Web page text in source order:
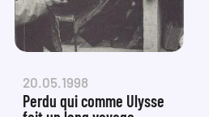
20.05.1998
Perdu qui comme Ulysse